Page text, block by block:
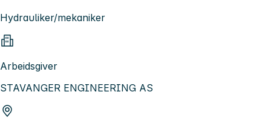
Hydrauliker/mekaniker
Arbeidsgiver
STAVANGER ENGINEERING AS